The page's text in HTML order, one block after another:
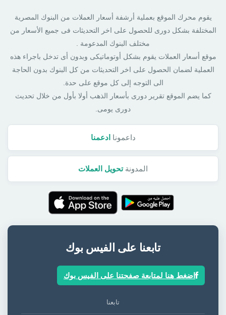
يقوم محرك الموقع بعملية أرشفة أسعار العملات من البنوك المصرية
المختلفة بشكل دورى للحصول على اخر التحديثات فى جميع الأسعار من
مختلف البنوك المدعومة .
موقع أسعار العملات يقوم بشكل أوتوماتيكى وبدون أى تدخل باجراء هذه
العملية لضمان الحصول على اخر التحديثات من كل البنوك بدون الحاجة
الى التوجه إلى كل موقع على حدة.
كما يضم الموقع تقرير دورى بأسعار الذهب أولا بأول من خلال تحديث
دورى يومى.
داعمونا ادعمنا
المدونةتحويل العملات
تابعنا على الفيس بوك
اضغط هنا لمتابعة صفحتنا على الفيس بوك
تابعنا